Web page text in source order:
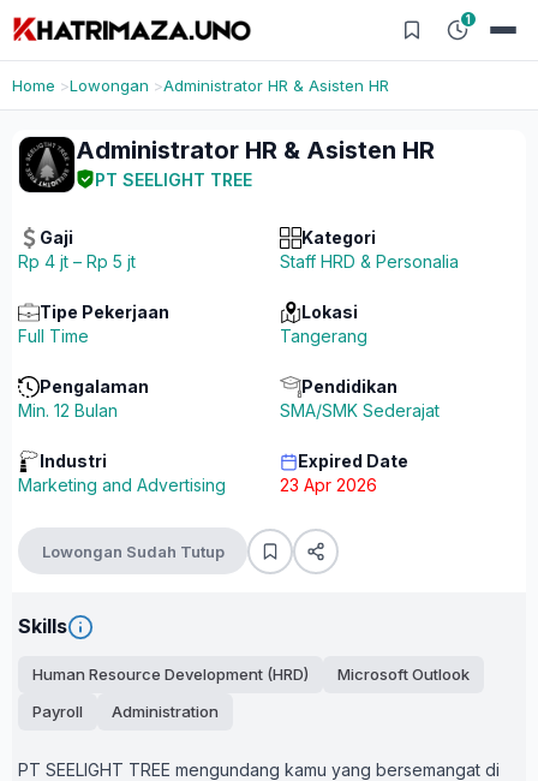
1
Home Lowongan Administrator HR & Asisten HR
Administrator HR & Asisten HR
PT SEELIGHT TREE
Gaji
Rp 4 jt – Rp 5 jt
Kategori
Staff HRD & Personalia
Tipe Pekerjaan
Full Time
Lokasi
Tangerang
Pengalaman
Min. 12 Bulan
Pendidikan
SMA/SMK Sederajat
Industri
Marketing and Advertising
Expired Date
23 Apr 2026
Lowongan Sudah Tutup
Skills
Human Resource Development (HRD)
Microsoft Outlook
Payroll
Administration
PT SEELIGHT TREE mengundang kamu yang bersemangat di